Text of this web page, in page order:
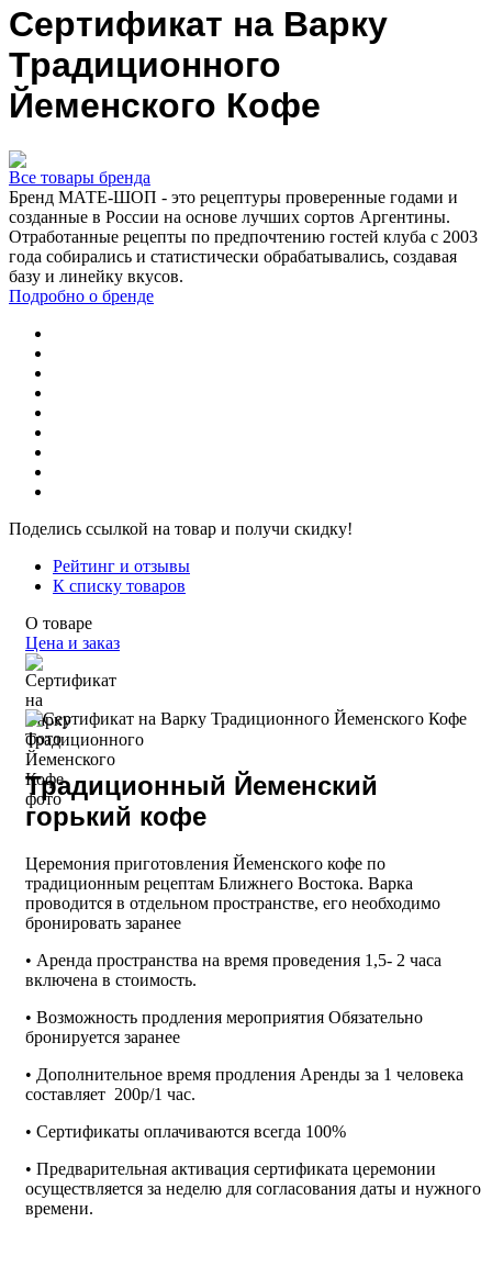
Сертификат на Варку
Традиционного
Йеменского Кофе
Все товары бренда
Бренд МАТЕ-ШОП - это рецептуры проверенные годами и
созданные в России на основе лучших сортов Аргентины.
Отработанные рецепты по предпочтению гостей клуба с 2003
года собирались и статистически обрабатывались, создавая
базу и линейку вкусов.
Подробно о бренде
Поделись ссылкой на товар и получи скидку!
Рейтинг и отзывы
К списку товаров
О товаре
Цена и заказ
Традиционный Йеменский
горький кофе
Церемония приготовления Йеменского кофе по
традиционным рецептам Ближнего Востока. Варка
проводится в отдельном пространстве, его необходимо
бронировать заранее
• Аренда пространства на время проведения 1,5- 2 часа
включена в стоимость.
• Возможность продления мероприятия Обязательно
бронируется заранее
• Дополнительное время продления Аренды за 1 человека
составляет 200р/1 час.
• Сертификаты оплачиваются всегда 100%
• Предварительная активация сертификата церемонии
осуществляется за неделю для согласования даты и нужного
времени.